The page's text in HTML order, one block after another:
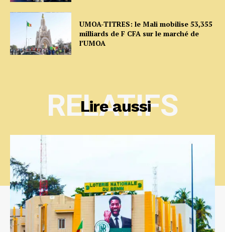
UMOA-TITRES: le Mali mobilise 53,355
milliards de F CFA sur le marché de
l’UMOA
Lire aussi
RELATIFS